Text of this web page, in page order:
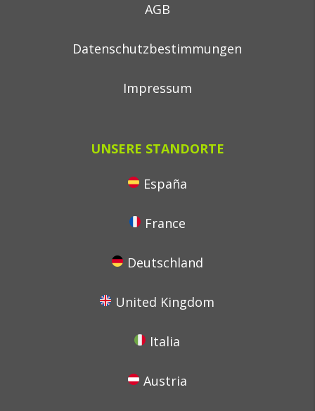
AGB
Datenschutzbestimmungen
Impressum
UNSERE STANDORTE
España
France
Deutschland
United Kingdom
Italia
Austria